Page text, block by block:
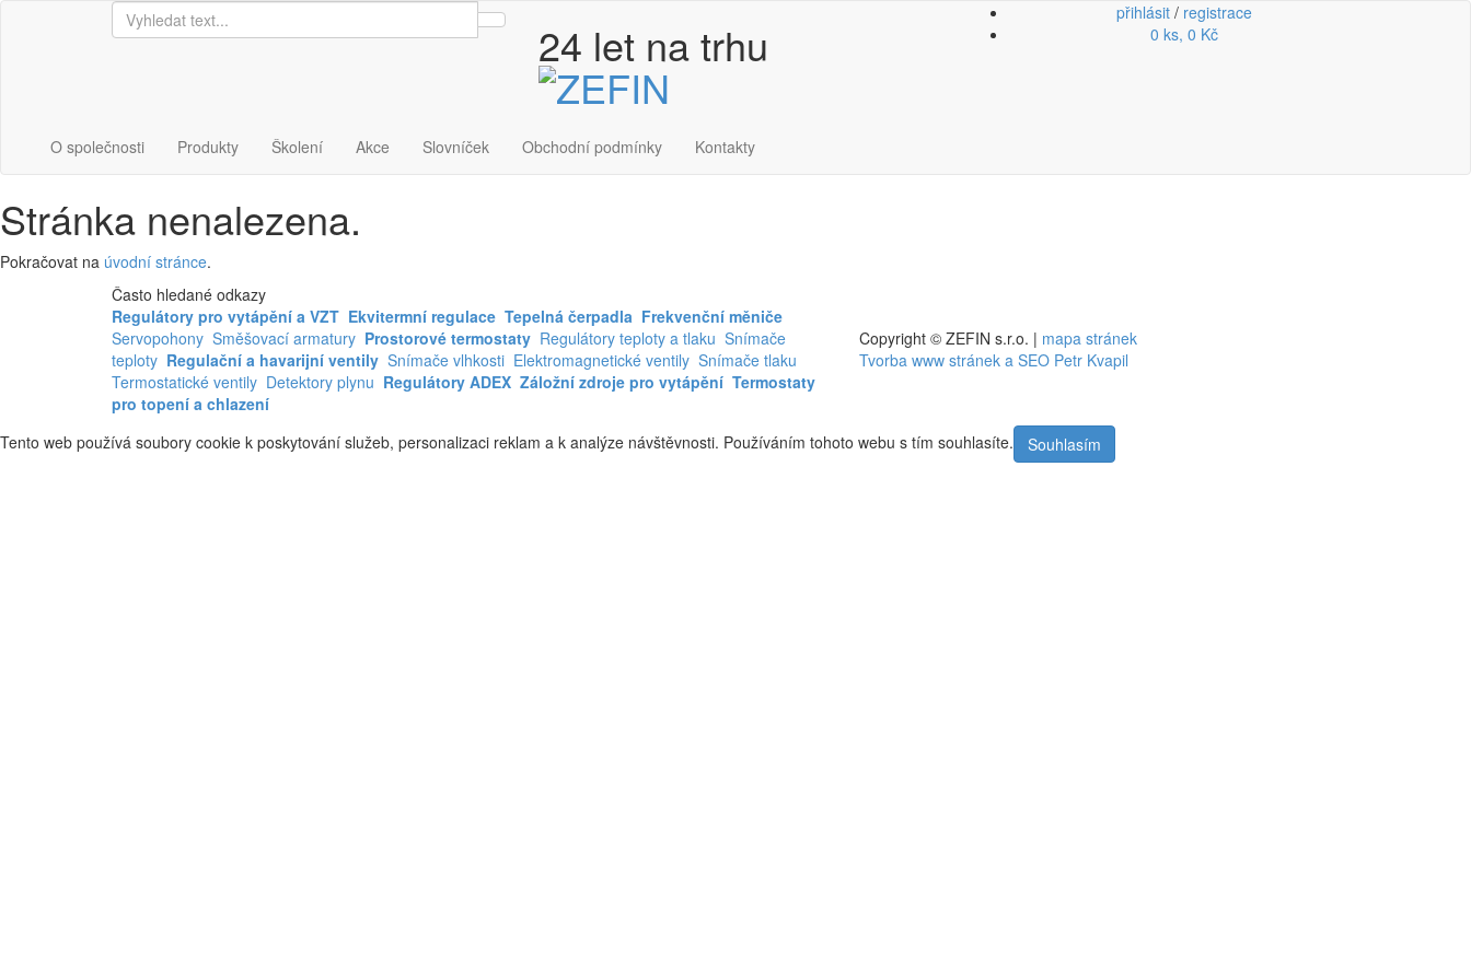
24 let na trhu
přihlásit / registrace
0 ks, 0 Kč
O společnosti Produkty Školení Akce Slovníček Obchodní podmínky Kontakty
Stránka nenalezena.
Pokračovat na úvodní stránce.
Často hledané odkazy
Regulátory pro vytápění a VZT Ekvitermní regulace Tepelná čerpadla Frekvenční měniče
Servopohony Směšovací armatury Prostorové termostaty Regulátory teploty a tlaku Snímače
teploty Regulační a havarijní ventily Snímače vlhkosti Elektromagnetické ventily Snímače tlaku
Termostatické ventily Detektory plynu Regulátory ADEX Záložní zdroje pro vytápění Termostaty
pro topení a chlazení
Copyright © ZEFIN s.r.o. | mapa stránek
Tvorba www stránek a SEO Petr Kvapil
Tento web používá soubory cookie k poskytování služeb, personalizaci reklam a k analýze návštěvnosti. Používáním tohoto webu s tím souhlasíte. Souhlasím